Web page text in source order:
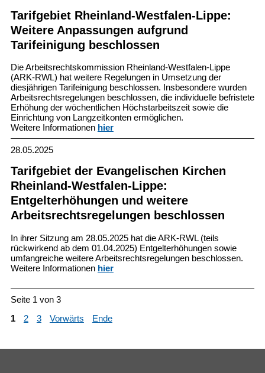
Tarifgebiet Rheinland-Westfalen-Lippe:
Weitere Anpassungen aufgrund
Tarifeinigung beschlossen
Die Arbeitsrechtskommission Rheinland-Westfalen-Lippe
(ARK-RWL) hat weitere Regelungen in Umsetzung der
diesjährigen Tarifeinigung beschlossen. Insbesondere wurden
Arbeitsrechtsregelungen beschlossen, die individuelle befristete
Erhöhung der wöchentlichen Höchstarbeitszeit sowie die
Einrichtung von Langzeitkonten ermöglichen.
Weitere Informationen hier
28.05.2025
Tarifgebiet der Evangelischen Kirchen
Rheinland-Westfalen-Lippe:
Entgelterhöhungen und weitere
Arbeitsrechtsregelungen beschlossen
In ihrer Sitzung am 28.05.2025 hat die ARK-RWL (teils
rückwirkend ab dem 01.04.2025) Entgelterhöhungen sowie
umfangreiche weitere Arbeitsrechtsregelungen beschlossen.
Weitere Informationen hier
Seite 1 von 3
1
2 3 Vorwärts Ende